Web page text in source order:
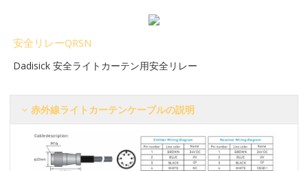
安全リレーQRSN
Dadisick 安全ライトカーテン用安全リレー
赤外線ライトカーテンケーブルの説明